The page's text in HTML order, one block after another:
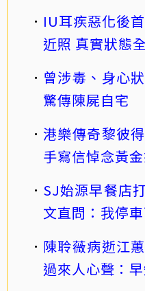
IU耳疾惡化後
近照 真實狀態
曾涉毒、身心
驚傳陳屍自宅
港樂傳奇黎彼
手寫信悼念黃
SJ始源早餐店
文直問：我停
陳聆薇病逝江
過來人心聲：